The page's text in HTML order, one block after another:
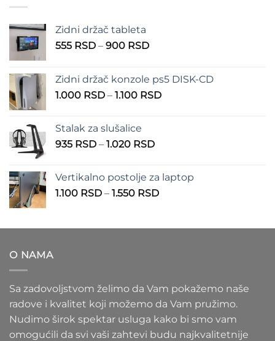
Zidni držač tableta
555 RSD – 900 RSDRaspon
555 RSD
do
Zidni držač konzole ps5 DISK-CD
1.000 RSD – 1.100 RSDRaspon
Stalak za slušalice
935 RSD – 1.020 RSDRaspon
935 RSD
do
Vertikalno postolje za laptop
1.100 RSD – 1.550 RSDRaspon
1.100 RSD
O NAMA
Sa zadovoljstvom želimo da Vam pokažemo naše
radove i kvalitet koji možemo da Vam pružimo.
Nudimo širok spektar usluga kako bi smo vam
omogućili da svi vaši zahtevi budu najkvalitetnije